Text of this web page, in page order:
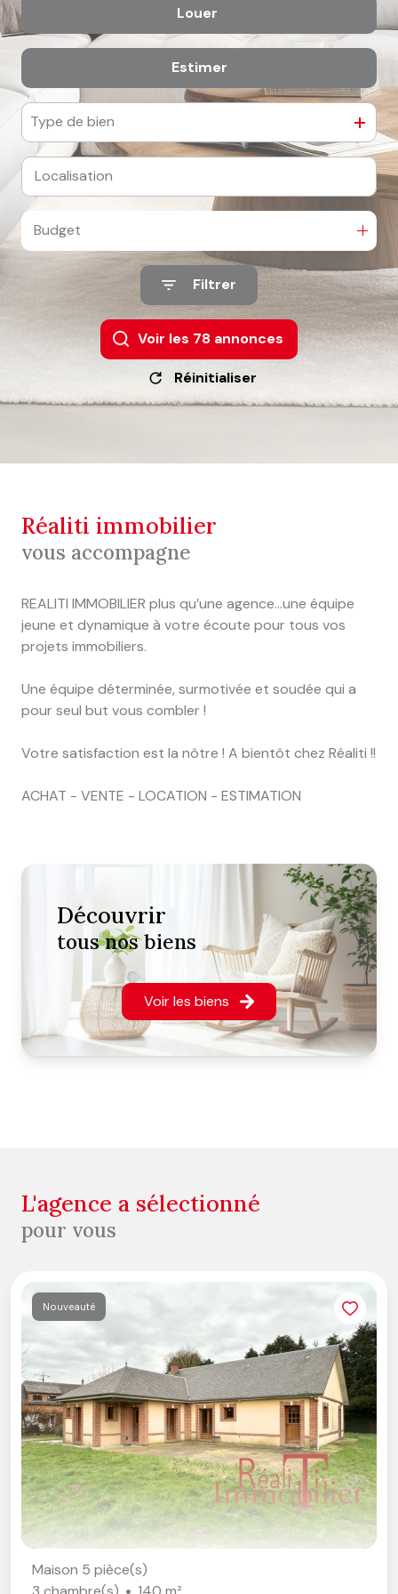
Louer
De l'immo pro
Estimer
Type de bien
Budget
Filtrer
Voir les 78 annonces
Réinitialiser
découvrir
tous nos biens
Voir les biens
réaliti immobilier
vous accompagne
REALITI IMMOBILIER plus qu’une agence...une équipe
jeune et dynamique à votre écoute pour tous vos
projets immobiliers.
Une équipe déterminée, surmotivée et soudée qui a
pour seul but vous combler !
Votre satisfaction est la nôtre ! A bientôt chez Réaliti !!
ACHAT - VENTE - LOCATION - ESTIMATION
l'agence a sélectionné
pour vous
Nouveauté
Maison 5 pièce(s)